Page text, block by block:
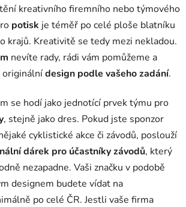
kreativního firemního nebo týmového
potisk je téměř po celé ploše blatníku
krajů. Kreativitě se tedy mezi nekladou.
nevíte rady, rádi vám pomůžeme a
originálnídesign podle vašeho zadání.
se hodí jako jednotící prvek týmu pro
, stejně jako dres. Pokud jste sponzor
cyklistické akce či závodů, poslouží
dárek pro účastníky závodů, který
nezapadne. Vaši značku v podobě
designem budete vídat na
po celé ČR. Jestli vaše firma